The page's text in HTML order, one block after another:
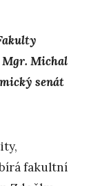
Michal
senát
fakultní